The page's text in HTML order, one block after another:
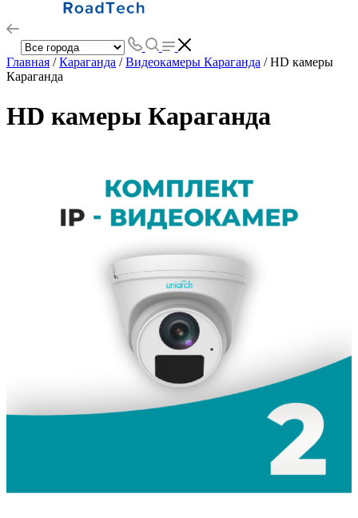
Главная /Караганда /Видеокамеры Караганда / HD камеры
Караганда
HD камеры Караганда